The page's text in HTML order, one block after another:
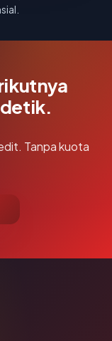
Tanpa kuota